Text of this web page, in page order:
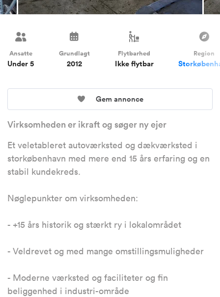
Ansatte
Under 5
Grundlagt
2012
Flytbarhed
Ikke flytbar
Region
Gem annonce
Virksomheden er ikraft og søger ny ejer
Et veletableret autoværksted og dækværksted i
storkøbenhavn med mere end 15 års erfaring og en
stabil kundekreds.
Nøglepunkter om virksomheden:
- +15 års historik og stærkt ry i lokalområdet
- Veldrevet og med mange omstillingsmuligheder
- Moderne værksted og faciliteter og fin
beliggenhed i industri-område